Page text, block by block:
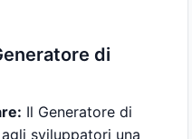
di
Il Generatore di
sviluppatori una